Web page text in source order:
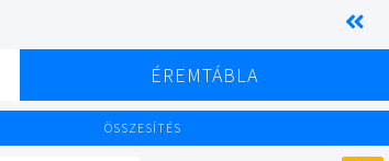
ÉREMTÁBLA
ÖSSZESÍTÉS